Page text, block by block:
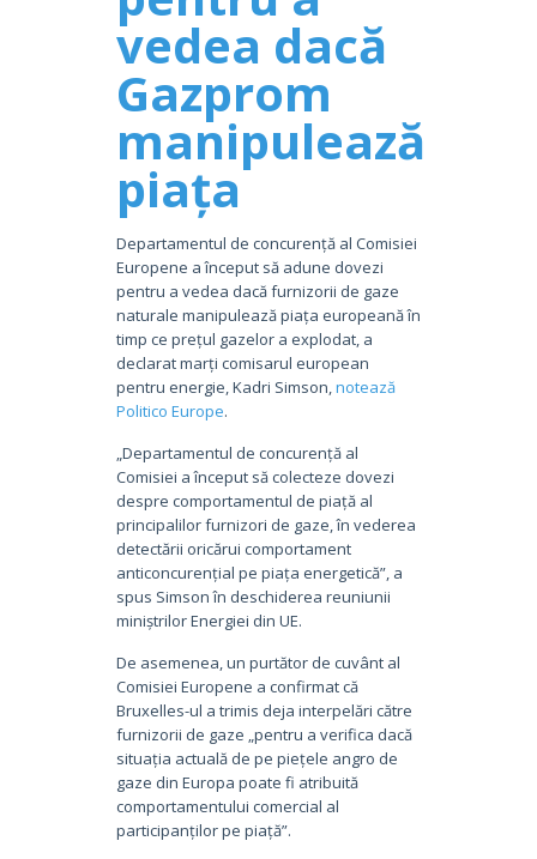
vedea dacă
Gazprom
manipulează
piața
Departamentul de concurență al Comisiei
Europene a început să adune dovezi
pentru a vedea dacă furnizorii de gaze
naturale manipulează piața europeană în
timp ce prețul gazelor a explodat, a
declarat marți comisarul european
pentru energie, Kadri Simson,notează
Politico Europe.
„Departamentul de concurență al
Comisiei a început să colecteze dovezi
despre comportamentul de piață al
principalilor furnizori de gaze, în vederea
detectării oricărui comportament
anticoncurențial pe piața energetică”, a
spus Simson în deschiderea reuniunii
miniștrilor Energiei din UE.
De asemenea, un purtător de cuvânt al
Comisiei Europene a confirmat că
Bruxelles-ul a trimis deja interpelări către
furnizorii de gaze „pentru a verifica dacă
situația actuală de pe piețele angro de
gaze din Europa poate fi atribuită
comportamentului comercial al
participanților pe piață”.